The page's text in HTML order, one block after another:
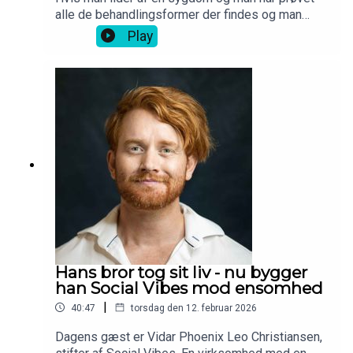
alle de behandlingsformer der findes og man
stadig ikke synes det har virket, så kan der være
behov for en ny. Hvis den skal være
Bøgh Erlang og læse ingeniør. For herigennem fik
hun viden til at undersøge, teste og siden udvikle
appen Reelieve for ptsd ramte, som hun pitchede
i løvens hule. Den fungerer som en digital
servicehund, der kan hjælpe både før, under og
efter et angstanfald.
Play
Hans bror tog sit liv - nu bygger
han Social Vibes mod ensomhed
40:47 | torsdag den 12. februar 2026
Dagens gæst er Vidar Phoenix Leo Christiansen,